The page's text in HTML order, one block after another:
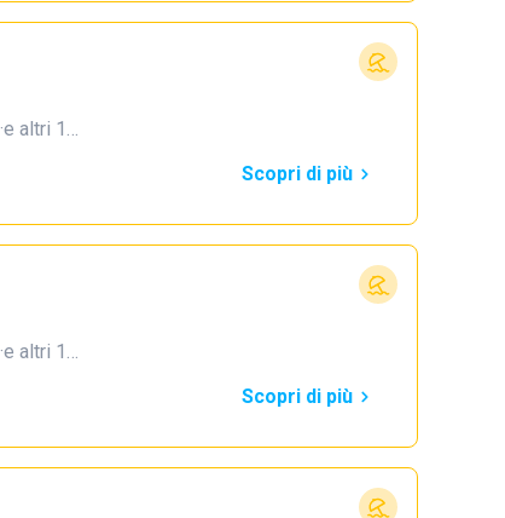
·e altri 1…
Scopri di più
·e altri 1…
Scopri di più